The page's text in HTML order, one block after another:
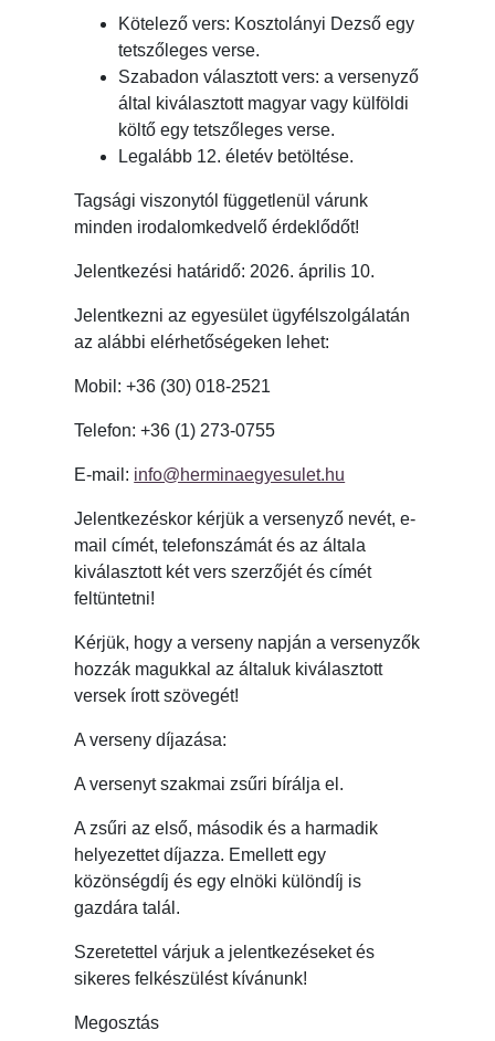
Kötelező vers: Kosztolányi Dezső egy
tetszőleges verse.
Szabadon választott vers: a versenyző
által kiválasztott magyar vagy külföldi
költő egy tetszőleges verse.
Legalább 12. életév betöltése.
Tagsági viszonytól függetlenül várunk
minden irodalomkedvelő érdeklődőt!
Jelentkezési határidő: 2026. április 10.
Jelentkezni az egyesület ügyfélszolgálatán
az alábbi elérhetőségeken lehet:
Mobil: +36 (30) 018-2521
Telefon: +36 (1) 273-0755
E-mail: info@herminaegyesulet.hu
Jelentkezéskor kérjük a versenyző nevét, e-
mail címét, telefonszámát és az általa
kiválasztott két vers szerzőjét és címét
feltüntetni!
Kérjük, hogy a verseny napján a versenyzők
hozzák magukkal az általuk kiválasztott
versek írott szövegét!
A verseny díjazása:
A versenyt szakmai zsűri bírálja el.
A zsűri az első, második és a harmadik
helyezettet díjazza. Emellett egy
közönségdíj és egy elnöki különdíj is
gazdára talál.
Szeretettel várjuk a jelentkezéseket és
sikeres felkészülést kívánunk!
Megosztás